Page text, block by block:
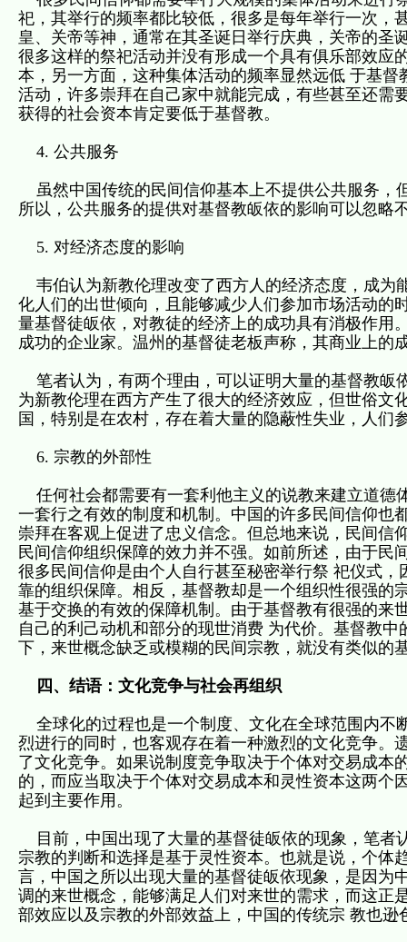
祀，其举行的频率都比较低，很多是每年举行一次，
皇、关帝等神，通常在其圣诞日举行庆典，关帝的圣
很多这样的祭祀活动并没有形成一个具有俱乐部效应
本，另一方面，这种集体活动的频率显然远低 于基
活动，许多崇拜在自己家中就能完成，有些甚至还需
获得的社会资本肯定要低于基督教。
4. 公共服务
虽然中国传统的民间信仰基本上不提供公共服务，
所以，公共服务的提供对基督教皈依的影响可以忽略
5. 对经济态度的影响
韦伯认为新教伦理改变了西方人的经济态度，成为
化人们的出世倾向，且能够减少人们参加市场活动的
量基督徒皈依，对教徒的经济上的成功具有消极作用
成功的企业家。温州的基督徒老板声称，其商业上的
笔者认为，有两个理由，可以证明大量的基督教皈
为新教伦理在西方产生了很大的经济效应，但世俗文
国，特别是在农村，存在着大量的隐蔽性失业，人们
6. 宗教的外部性
任何社会都需要有一套利他主义的说教来建立道德
一套行之有效的制度和机制。中国的许多民间信仰也
崇拜在客观上促进了忠义信念。但总地来说，民间信
民间信仰组织保障的效力并不强。如前所述，由于
很多民间信仰是由个人自行甚至秘密举行祭 祀仪式
靠的组织保障。相反，基督教却是一个组织性很强的
基于交换的有效的保障机制。由于基督教有很强的来
自己的利己动机和部分的现世消费 为代价。基督教
下，来世概念缺乏或模糊的民间宗教，就没有类似的
四、结语：文化竞争与社会再组织
全球化的过程也是一个制度、文化在全球范围内不
烈进行的同时，也客观存在着一种激烈的文化竞争。
了文化竞争。如果说制度竞争取决于个体对交易成本
的，而应当取决于个体对交易成本和灵性资本这两个
起到主要作用。
目前，中国出现了大量的基督徒皈依的现象，笔者
宗教的判断和选择是基于灵性资本。也就是说，个体
言，中国之所以出现大量的基督徒皈依现象，是因为
调的来世概念，能够满足人们对来世的需求，而这正
部效应以及宗教的外部效益上，中国的传统宗 教也逊